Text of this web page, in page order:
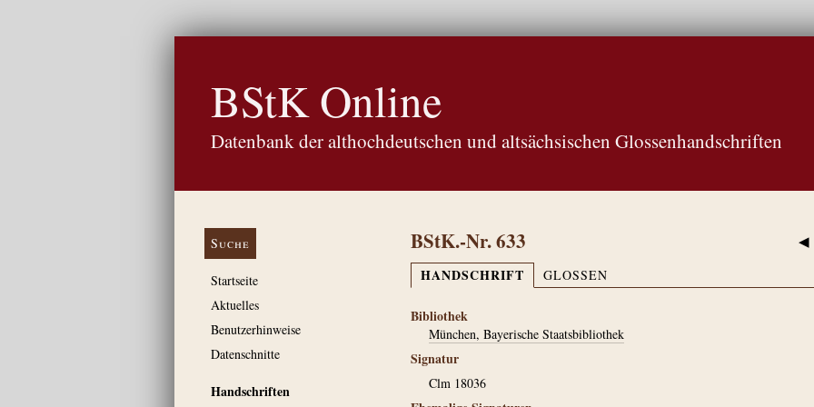
BStK Online
Datenbank der althochdeutschen und altsächsischen Glossenhandschriften
Suche
Startseite
Aktuelles
Benutzerhinweise
Datenschnitte
Handschriften
◀
BStK.-Nr. 633
HANDSCHRIFT GLOSSEN
Bibliothek
München, Bayerische Staatsbibliothek
Signatur
Clm 18036